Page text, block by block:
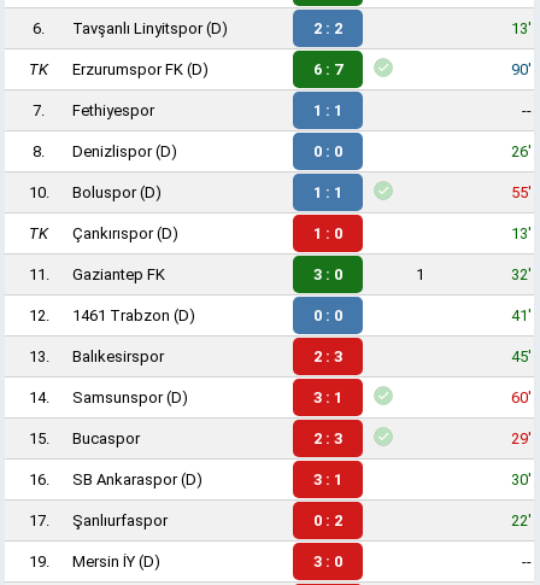
6. Tavşanlı Linyitspor(D) 2 : 2 13'
TK Erzurumspor FK (D) 6 : 7 90'
7. Fethiyespor 1 : 1 --
8. Denizlispor(D) 0 : 0 26'
10. Boluspor(D) 1 : 1 55'
TK Çankırıspor(D) 1 : 0 13'
11. Gaziantep FK 3 : 0 1 32'
12. 1461 Trabzon (D) 0 : 0 41'
13. Balıkesirspor 2 : 3 45'
14. Samsunspor(D) 3 : 1 60'
15. Bucaspor 2 : 3 29'
16. SB Ankaraspor(D) 3 : 1 30'
17. Şanlıurfaspor 0 : 2 22'
19. Mersin İY (D) 3 : 0 --